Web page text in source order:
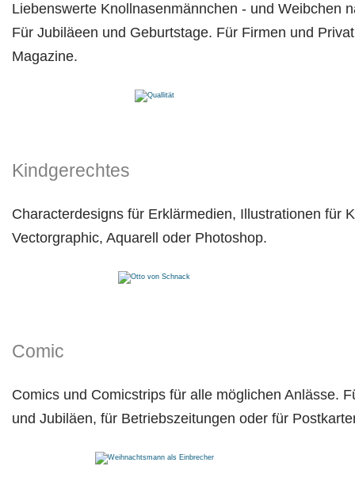
Liebenswerte Knollnasenmännchen - und Weibchen
Für Jubiläeen und Geburtstage. Für Firmen und
Magazine.
Kindgerechtes
Characterdesigns für Erklärmedien, Illustrationen für
Vectorgraphic, Aquarell oder Photoshop.
Comic
Comics und Comicstrips für alle möglichen Anlässe.
und Jubiläen, für Betriebszeitungen oder für